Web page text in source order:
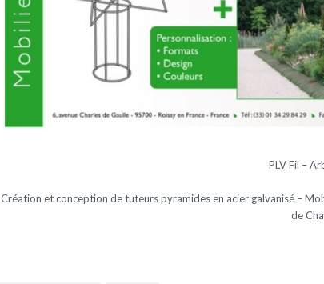
PLV Fil –
Création et conception de tuteurs pyramides en acier galvanisé –
de